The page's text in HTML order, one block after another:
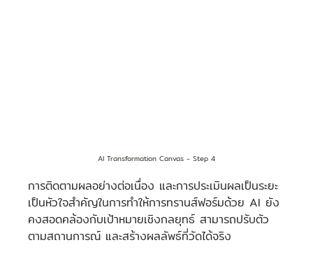
AI Transformation Canvas - Step 4
การติดตามผลอย่างต่อเนื่อง และการประเมินผลเป็นระยะ
เป็นหัวใจสำคัญในการทำให้การทรานส์ฟอร์มด้วย AI ยัง
คงสอดคล้องกับเป้าหมายเชิงกลยุทธ์ สามารถปรับตัว
ตามสถานการณ์ และสร้างผลลัพธ์ที่วัดได้จริง